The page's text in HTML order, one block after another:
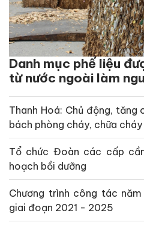
Danh mục phế liệu
từ nước ngoài làm
Thanh Hoá: Chủ động,
bách phòng cháy, chữa cháy
Tổ chức Đoàn các cấp
hoạch bồi dưỡng
Chương trình công tác
giai đoạn 2021 - 2025